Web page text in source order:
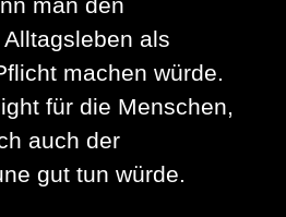
man den
Alltagsleben als
machen würde.
für die Menschen,
auch der
gut tun würde.